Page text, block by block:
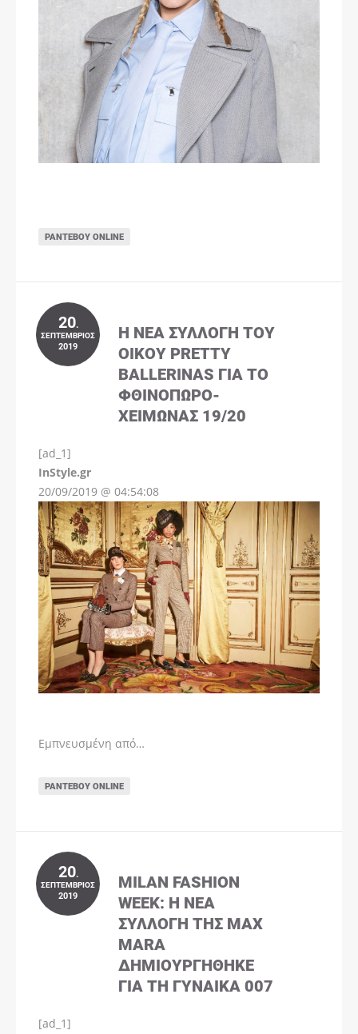
ΡΑΝΤΕΒΟΎ ONLINE
20.
ΣΕΠΤΈΜΒΡΙΟΣ
2019
Η ΝΈΑ ΣΥΛΛΟΓΉ ΤΟΥ
ΟΊΚΟΥ PRETTY
BALLERINAS ΓΙΑ ΤΟ
ΦΘΙΝΌΠΩΡΟ-
ΧΕΙΜΏΝΑΣ 19/20
[ad_1]
InStyle.gr
20/09/2019 @ 04:54:08
Εμπνευσμένη από…
ΡΑΝΤΕΒΟΎ ONLINE
20.
ΣΕΠΤΈΜΒΡΙΟΣ
2019
MILAN FASHION
WEEK: Η ΝΈΑ
ΣΥΛΛΟΓΉ ΤΗΣ MAX
MARA
ΔΗΜΙΟΥΡΓΉΘΗΚΕ
ΓΙΑ ΤΗ ΓΥΝΑΊΚΑ 007
[ad_1]